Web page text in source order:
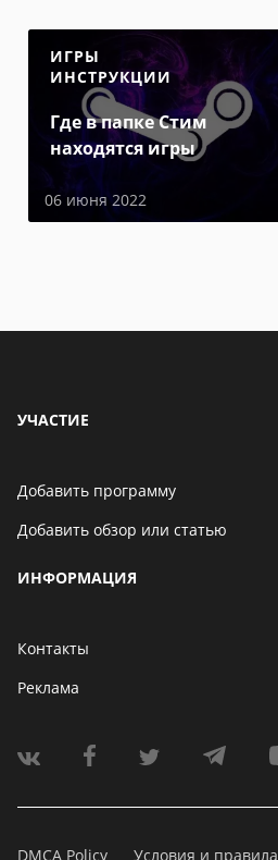
ИГРЫ
ИНСТРУКЦИИ
Где в папке Стим
находятся игры
06 июня 2022
УЧАСТИЕ
Добавить программу
Добавить обзор или статью
ИНФОРМАЦИЯ
Контакты
Реклама
DMCA Policy Условия и правила